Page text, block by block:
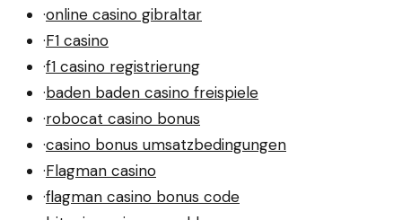
·online casino gibraltar
·F1 casino
·f1 casino registrierung
·baden baden casino freispiele
·robocat casino bonus
·casino bonus umsatzbedingungen
·Flagman casino
·flagman casino bonus code